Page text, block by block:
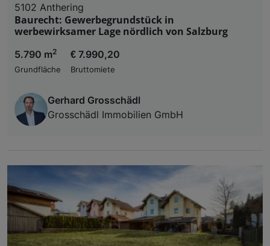
5102 Anthering
Baurecht: Gewerbegrundstück in
werbewirksamer Lage nördlich von Salzburg
5.790 m2
Grundfläche
€ 7.990,20
Bruttomiete
Gerhard Grosschädl
Grosschädl Immobilien GmbH